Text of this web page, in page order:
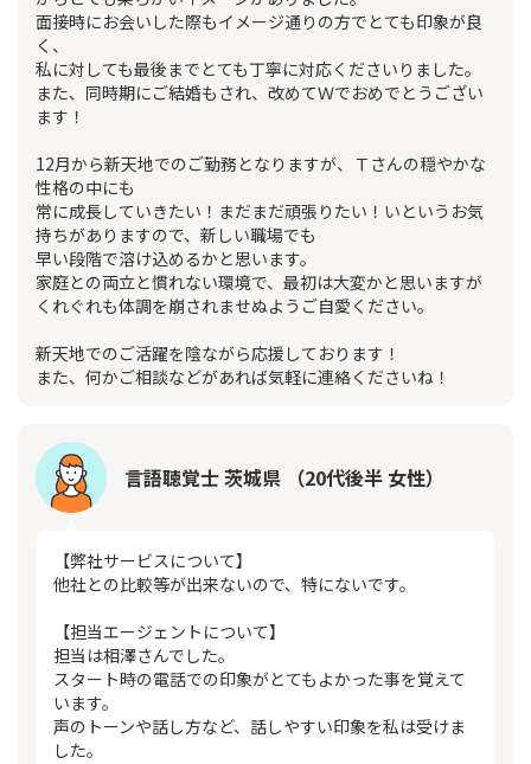
面接時にお会いした際もイメージ通りの方でとても印象が良
く、
私に対しても最後までとても丁寧に対応くださいりました。
また、同時期にご結婚もされ、改めてＷでおめでとうござい
ます！
12月から新天地でのご勤務となりますが、Ｔさんの穏やかな
性格の中にも
常に成長していきたい！まだまだ頑張りたい！いというお気
持ちがありますので、新しい職場でも
早い段階で溶け込めるかと思います。
家庭との両立と慣れない環境で、最初は大変かと思いますが
くれぐれも体調を崩されませぬようご自愛ください。
新天地でのご活躍を陰ながら応援しております！
また、何かご相談などがあれば気軽に連絡くださいね！
言語聴覚士 茨城県 （20代後半 女性）
【弊社サービスについて】
他社との比較等が出来ないので、特にないです。
【担当エージェントについて】
担当は相澤さんでした。
スタート時の電話での印象がとてもよかった事を覚えて
います。
声のトーンや話し方など、話しやすい印象を私は受けま
した。